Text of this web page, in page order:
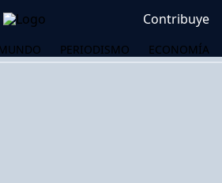
Contribuye
PERIODISMO ECONOMÍA